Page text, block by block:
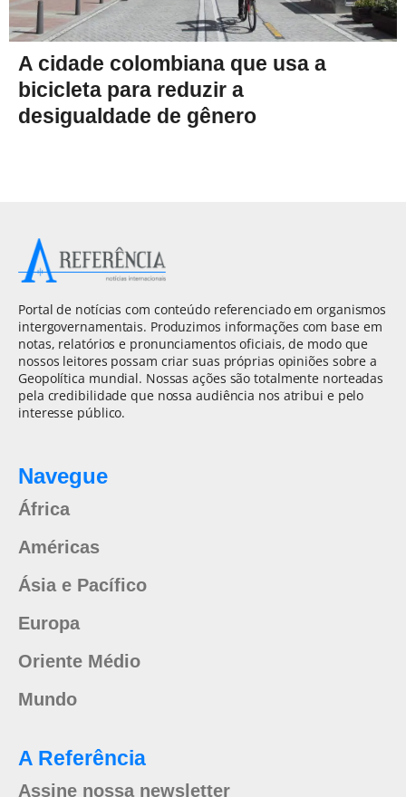
A cidade colombiana que usa a
bicicleta para reduzir a
desigualdade de gênero
Portal de notícias com conteúdo referenciado em organismos
intergovernamentais. Produzimos informações com base em
notas, relatórios e pronunciamentos oficiais, de modo que
nossos leitores possam criar suas próprias opiniões sobre a
Geopolítica mundial. Nossas ações são totalmente norteadas
pela credibilidade que nossa audiência nos atribui e pelo
interesse público.
Navegue
África
Américas
Ásia e Pacífico
Europa
Oriente Médio
Mundo
A Referência
Assine nossa newsletter